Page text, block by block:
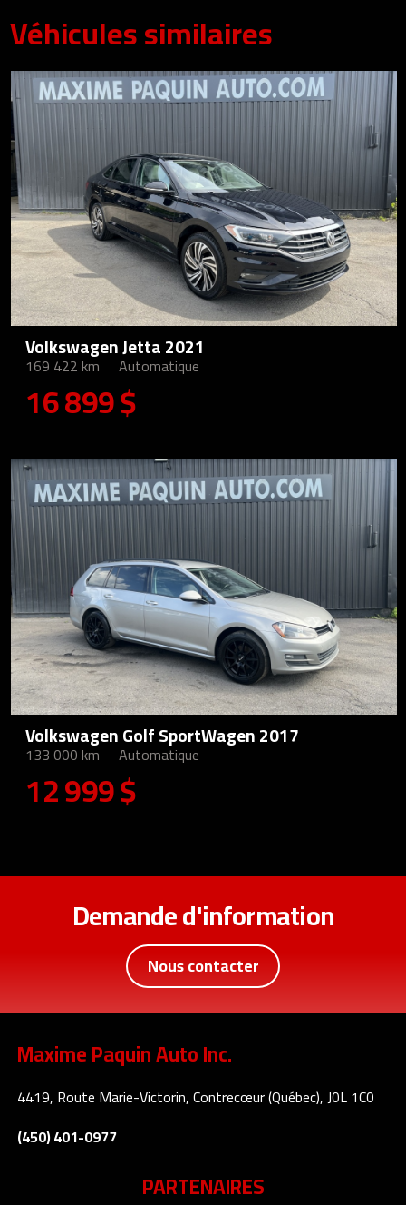
Véhicules similaires
Volkswagen Jetta 2021
169 422 km Automatique
16 899 $
Volkswagen Golf SportWagen 2017
133 000 km Automatique
12 999 $
Demande d'information
Nous contacter
Maxime Paquin Auto Inc.
4419, Route Marie-Victorin, Contrecœur (Québec), J0L 1C0
(450) 401-0977
PARTENAIRES